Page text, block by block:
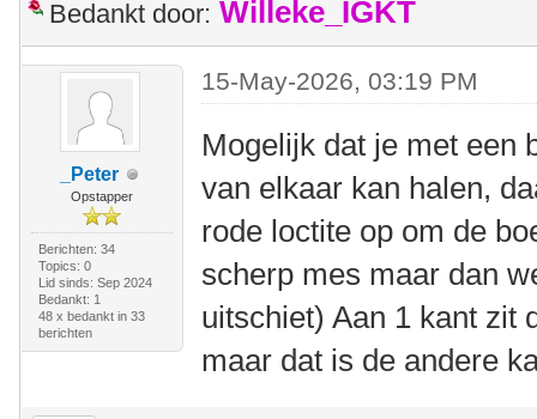
Bedankt door: Willeke_IGKT
_Peter
Opstapper
Berichten: 34
Topics: 0
Lid sinds: Sep 2024
Bedankt: 1
48 x bedankt in 33
berichten
15-May-2026, 03:19 PM
Mogelijk dat je met een
van elkaar kan halen,
rode loctite op om de
scherp mes maar dan
uitschiet) Aan 1 kant zit
maar dat is de andere